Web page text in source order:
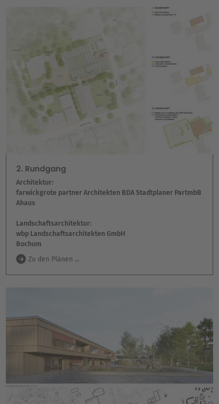
2. Rundgang
Architektur:
farwickgrote partner Architekten BDA Stadtplaner PartmbB
Ahaus
Landschaftsarchitektur:
wbp Landschaftsarchitekten GmbH
Bochum
Zu den Plänen ...